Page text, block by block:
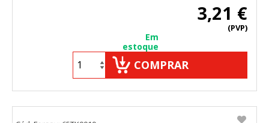
3,21 €
(PVP)
Em
estoque
COMPRAR